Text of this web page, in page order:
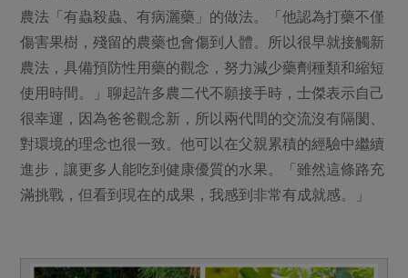
農法「有蟲殺蟲、有病灑藥」的做法。「他認為打藥不僅
傷害果樹，殘留的農藥也會傷到人體。所以很早就接觸新
農法，具備預防性用藥的觀念，努力減少藥劑種類和縮短
使用時間。」聊起許多農二代不願接手時，士傑表示自己
很幸運，因為爸爸觀念新，所以兩代間的交流沒有隔閡、
對環境的理念也很一致。他可以在父親累積的經驗中繼續
進步，讓更多人能吃到健康優質的水果。「雖然這條路充
滿挑戰，但看到現在的成果，我感到非常有成就感。」